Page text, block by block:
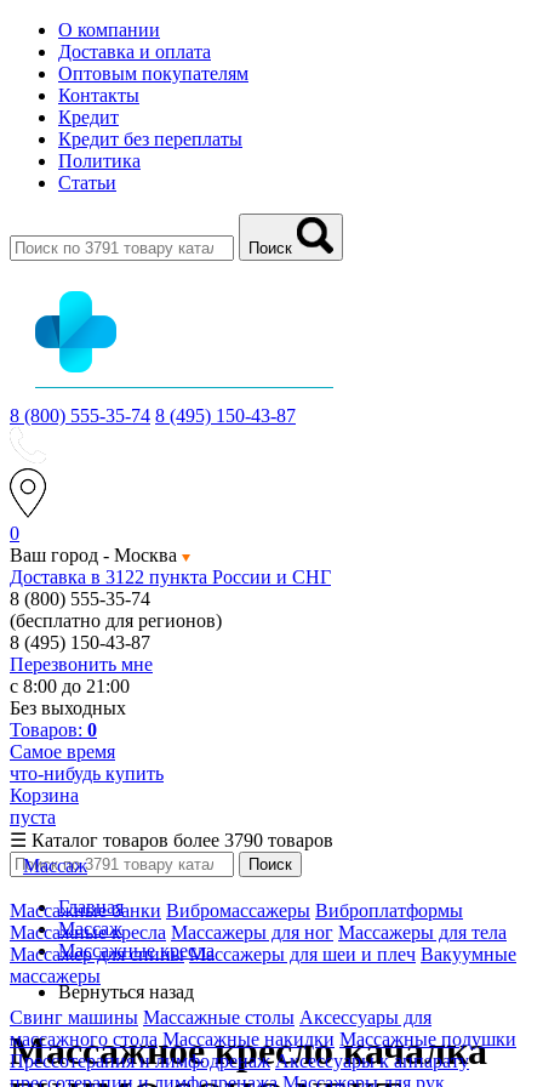
О компании
Доставка и оплата
Оптовым покупателям
Контакты
Кредит
Кредит без переплаты
Политика
Статьи
Поиск
8 (800) 555-35-74 8 (495) 150-43-87
0
Ваш город - Москва
Доставка в 3122 пункта России и СНГ
8 (800) 555-35-74
(бесплатно для регионов)
8 (495) 150-43-87
Перезвонить мне
с 8:00 до 21:00
Без выходных
Товаров: 0
Самое время
что-нибудь купить
Корзина
пуста
☰ Каталог товаров более 3790 товаров
Массаж
Массажные банки Вибромассажеры Виброплатформы
Массажные кресла Массажеры для ног Массажеры для тела
Массажер для спины Массажеры для шеи и плеч Вакуумные
массажеры
Свинг машины Массажные столы Аксессуары для
массажного стола Массажные накидки Массажные подушки
Прессотерапия и лимфодренаж Аксессуары к аппарату
прессотерапии и лимфодренажа Массажеры для рук
Поиск
Главная
Массаж
Массажные кресла
Вернуться назад
Массажное кресло качалка